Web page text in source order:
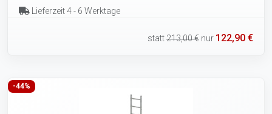
Lieferzeit 4 - 6 Werktage
statt213,00 € nur 122,90 €
-44%